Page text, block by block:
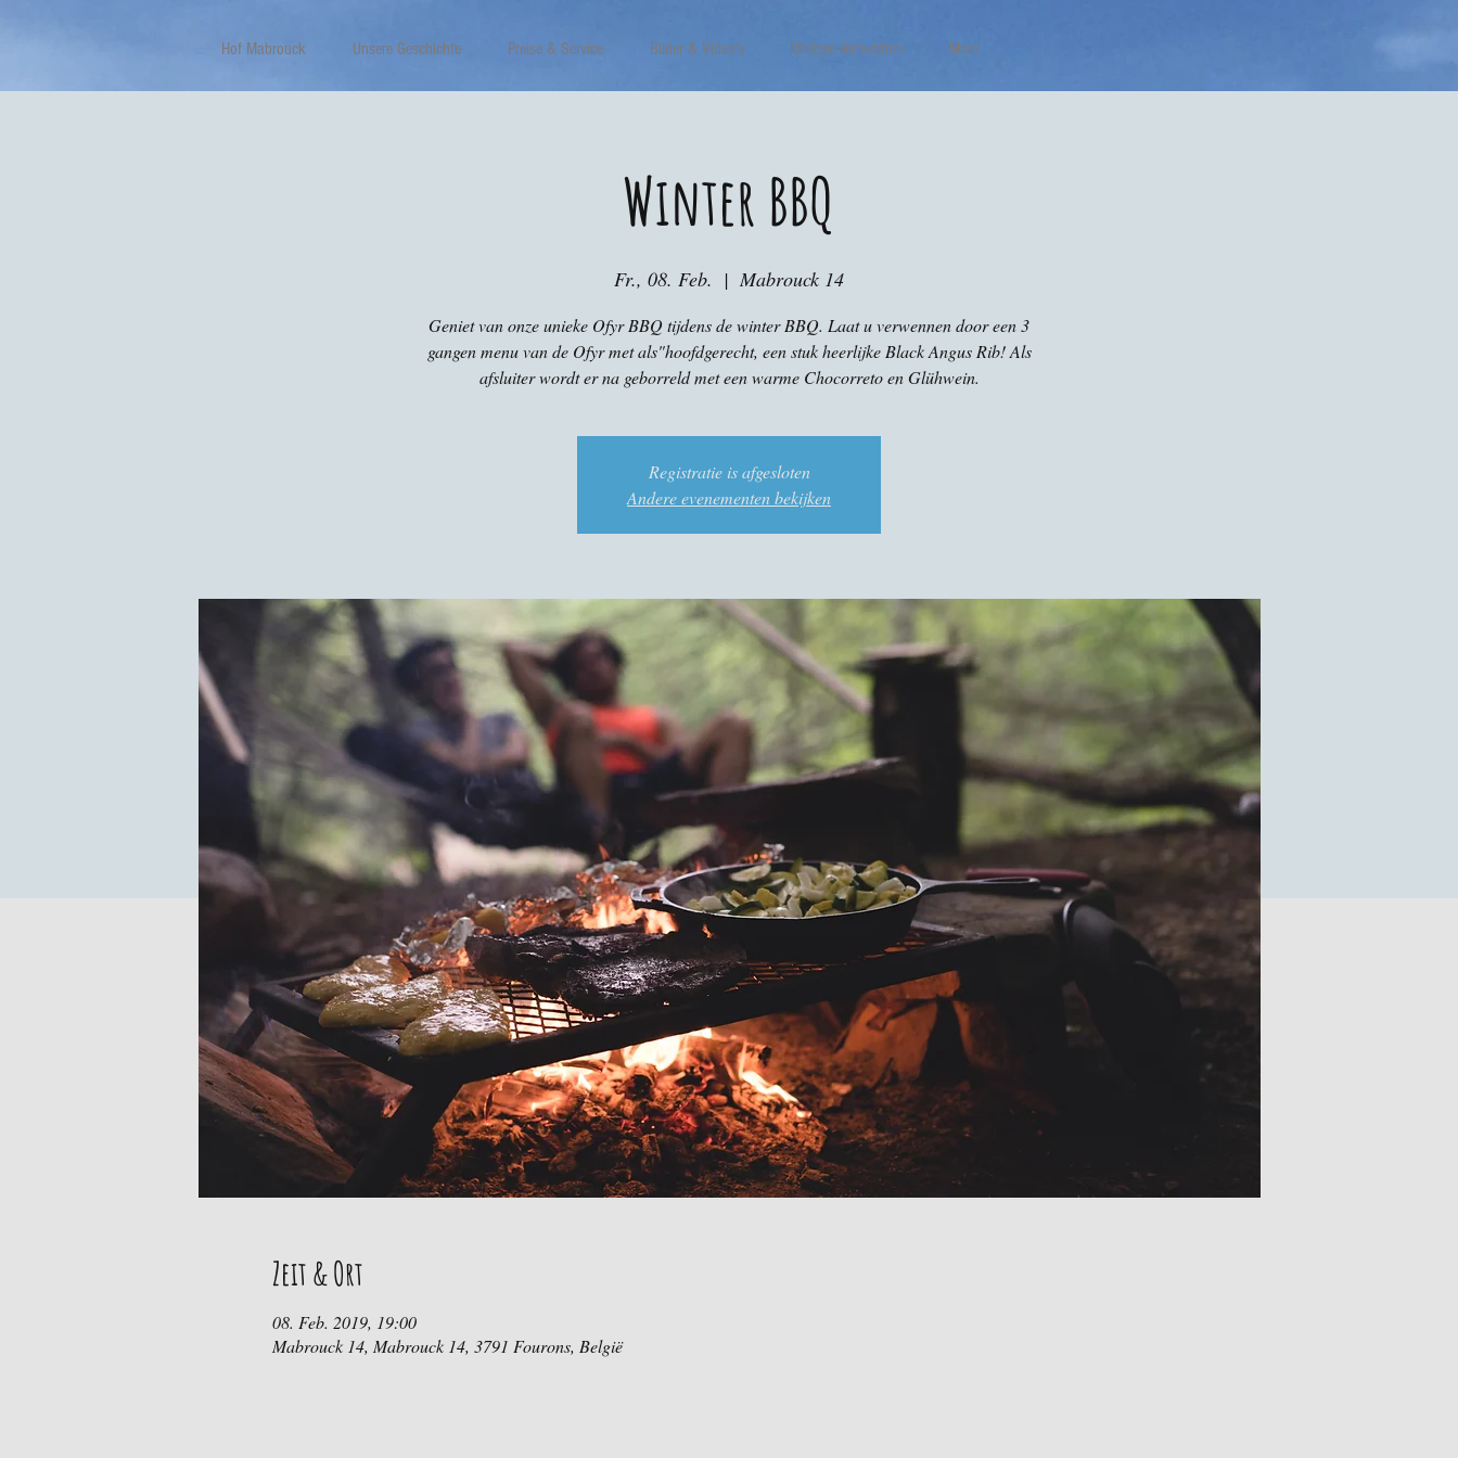
Hof Mabrouck Unsere Geschichte Preise & Service Bilder & Video's Weitere Aktivitäten More
Winter BBQ
Fr., 08. Feb.
  |
Mabrouck 14
Geniet van onze unieke Ofyr BBQ tijdens de winter BBQ. Laat u verwennen door een 3
gangen menu van de Ofyr met als"hoofdgerecht, een stuk heerlijke Black Angus Rib! Als
afsluiter wordt er na geborreld met een warme Chocorreto en Glühwein.
Registratie is afgesloten
Andere evenementen bekijken
Zeit & Ort
08. Feb. 2019, 19:00
Mabrouck 14, Mabrouck 14, 3791 Fourons, België